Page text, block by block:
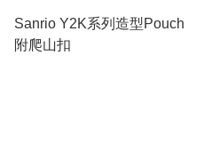
Sanrio Y2K系列造型Pouch
附爬山扣